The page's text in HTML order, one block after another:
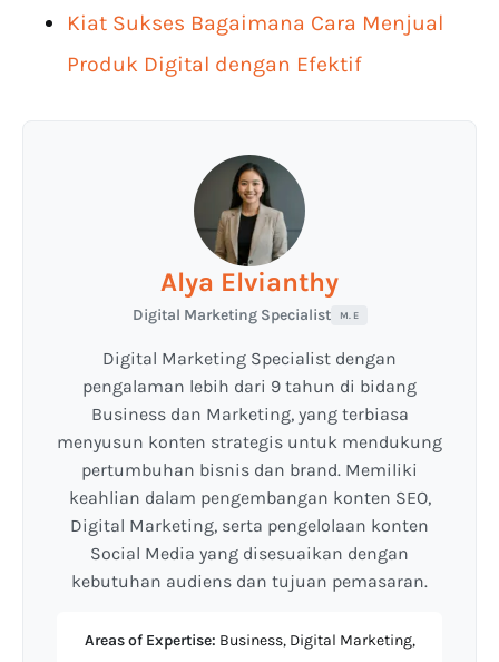
Kiat Sukses Bagaimana Cara Menjual
Produk Digital dengan Efektif
Alya Elvianthy
Digital Marketing Specialist M. E
Digital Marketing Specialist dengan
pengalaman lebih dari 9 tahun di bidang
Business dan Marketing, yang terbiasa
menyusun konten strategis untuk mendukung
pertumbuhan bisnis dan brand. Memiliki
keahlian dalam pengembangan konten SEO,
Digital Marketing, serta pengelolaan konten
Social Media yang disesuaikan dengan
kebutuhan audiens dan tujuan pemasaran.
Areas of Expertise: Business, Digital Marketing,